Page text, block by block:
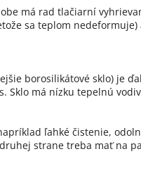
má rad tlačiarní
sa teplom
borosilikátové sklo) je
Sklo má nízku tepelnú
ľahké čistenie,
strane treba mať na